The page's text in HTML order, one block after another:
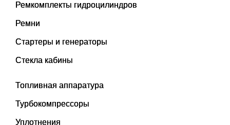
Ремкомплекты гидроцилиндров
Ремни
Стартеры и генераторы
Стекла кабины
Топливная аппаратура
Турбокомпрессоры
Уплотнения